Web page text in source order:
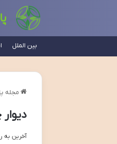
بین الملل
مجله
آخرین به روز